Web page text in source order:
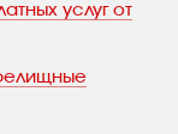
услуг от